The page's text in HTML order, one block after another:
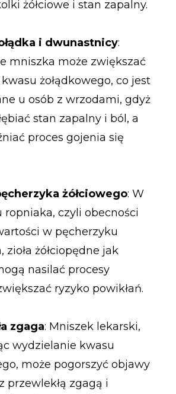
żółciowe i stan zapalny.
i dwunastnicy:
mniszka może zwiększać
żołądkowego, co jest
u osób z wrzodami, gdyż
stan zapalny i ból, a
proces gojenia się
żółciowego: W
ropniaka, czyli obecności
w pęcherzyku
zioła żółciopędne jak
nasilać procesy
ryzyko powikłań.
zgaga: Mniszek lekarski,
wydzielanie kwasu
może pogorszyć objawy
przewlekłą zgagą i